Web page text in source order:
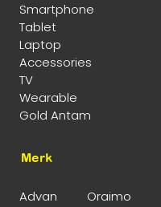
Smartphone
Tablet
Laptop
Accessories
TV
Wearable
Gold Antam
Merk
Advan
Oraimo